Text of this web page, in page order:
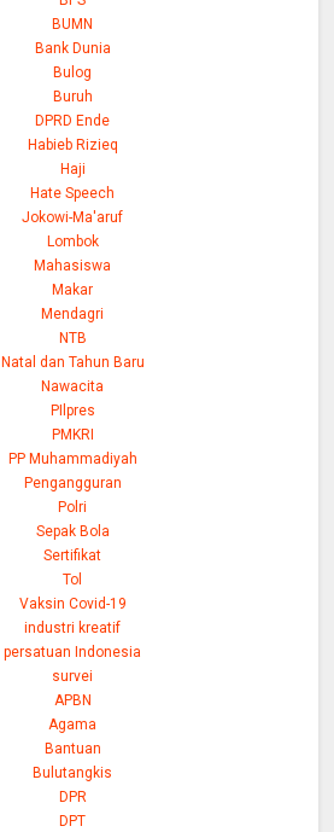
BUMN
Bank Dunia
Bulog
Buruh
DPRD Ende
Habieb Rizieq
Haji
Hate Speech
Jokowi-Ma'aruf
Lombok
Mahasiswa
Makar
Mendagri
NTB
Natal dan Tahun Baru
Nawacita
PIlpres
PMKRI
PP Muhammadiyah
Pengangguran
Polri
Sepak Bola
Sertifikat
Tol
Vaksin Covid-19
industri kreatif
persatuan Indonesia
survei
APBN
Agama
Bantuan
Bulutangkis
DPR
DPT